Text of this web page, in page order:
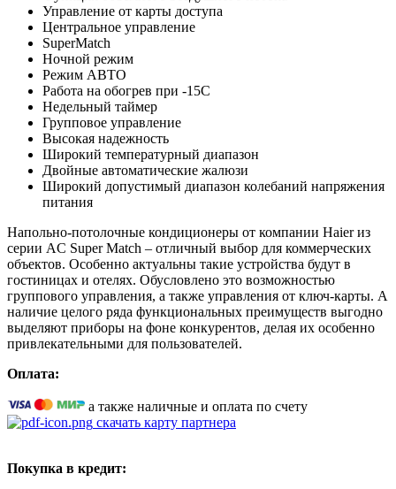
Управление от карты доступа
Центральное управление
SuperMatch
Ночной режим
Режим АВТО
Работа на обогрев при -15С
Недельный таймер
Групповое управление
Высокая надежность
Широкий температурный диапазон
Двойные автоматические жалюзи
Широкий допустимый диапазон колебаний напряжения
питания
Напольно-потолочные кондиционеры от компании Haier из
серии AC Super Match – отличный выбор для коммерческих
объектов. Особенно актуальны такие устройства будут в
гостиницах и отелях. Обусловлено это возможностью
группового управления, а также управления от ключ-карты. А
наличие целого ряда функциональных преимуществ выгодно
выделяют приборы на фоне конкурентов, делая их особенно
привлекательными для пользователей.
Оплата:
а также наличные и оплата по счету
скачать карту партнера
Покупка в кредит: